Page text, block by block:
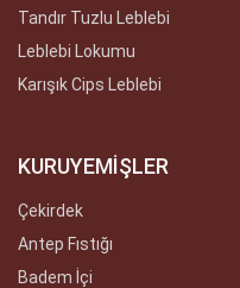
Tandır Tuzlu Leblebi
Leblebi Lokumu
Karışık Cips Leblebi
KURUYEMİŞLER
Çekirdek
Antep Fıstığı
Badem İçi